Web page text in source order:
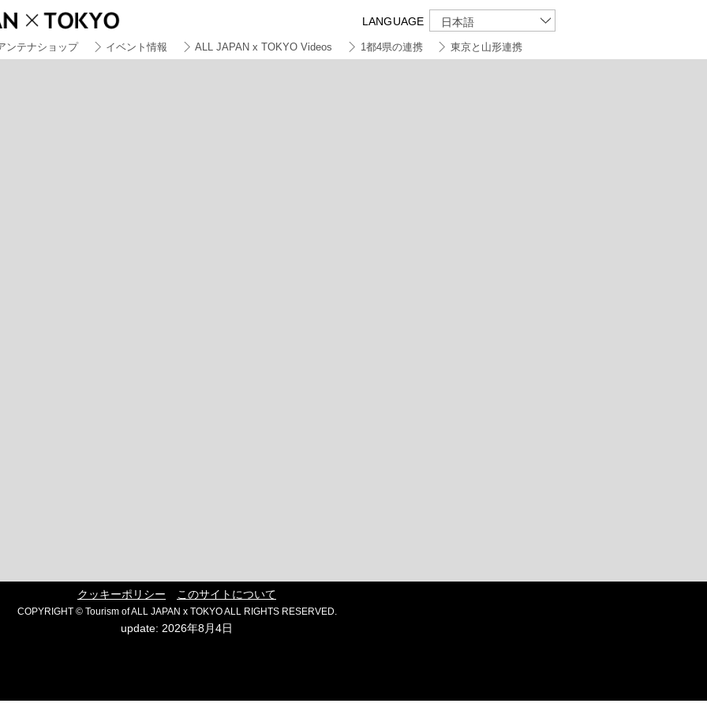
LANGUAGE 日本語
ンテナショップ イベント情報 ALL JAPAN x TOKYO Videos 1都4県の連携 東京と山形連携
クッキーポリシー このサイトについて
COPYRIGHT © Tourism of ALL JAPAN x TOKYO ALL RIGHTS RESERVED.
update: 2026年8月4日